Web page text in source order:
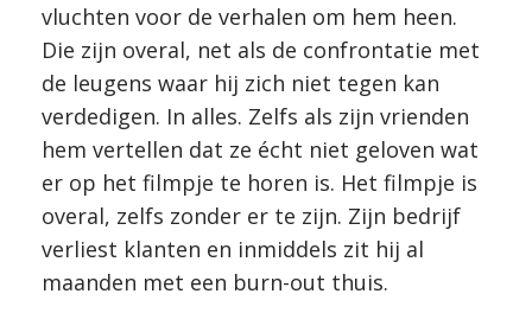
vluchten voor de verhalen om hem heen.
Die zijn overal, net als de confrontatie met
de leugens waar hij zich niet tegen kan
verdedigen. In alles. Zelfs als zijn vrienden
hem vertellen dat ze écht niet geloven wat
er op het filmpje te horen is. Het filmpje is
overal, zelfs zonder er te zijn. Zijn bedrijf
verliest klanten en inmiddels zit hij al
maanden met een burn-out thuis.